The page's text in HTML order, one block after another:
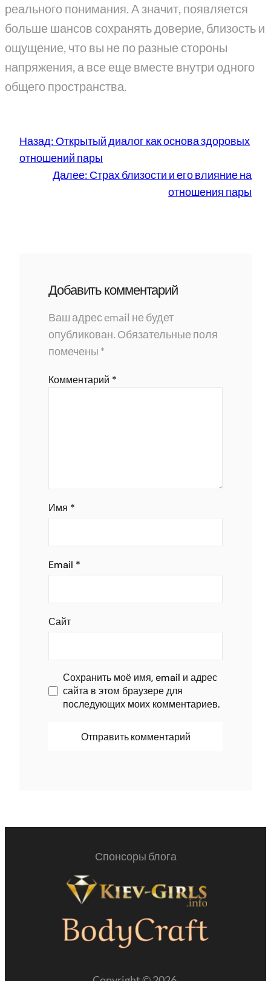
реального понимания. А значит, появляется
больше шансов сохранять доверие, близость и
ощущение, что вы не по разные стороны
напряжения, а все еще вместе внутри одного
общего пространства.
Назад:Открытый диалог как основа здоровых
отношений пары
Далее: Страх близости и его влияние на
отношения пары
Добавить комментарий
Ваш адрес email не будет
опубликован. Обязательные поля
помечены *
Комментарий *
Имя *
Email *
Сайт
Сохранить моё имя, email и адрес
сайта в этом браузере для
последующих моих комментариев.
Спонсоры блога